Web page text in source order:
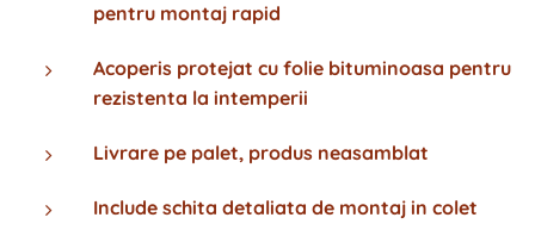
pentru montaj rapid
Acoperis protejat cu folie bituminoasa pentru
rezistenta la intemperii
Livrare pe palet, produs neasamblat
Include schita detaliata de montaj in colet